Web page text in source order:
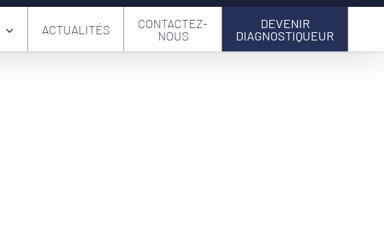
ACTUALITÉS
CONTACTEZ-
NOUS
DEVENIR
DIAGNOSTIQUEUR